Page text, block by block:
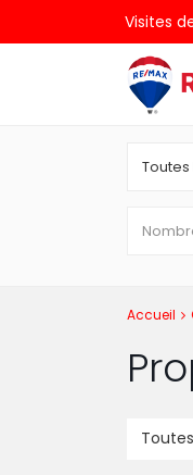
Visites
Accueil